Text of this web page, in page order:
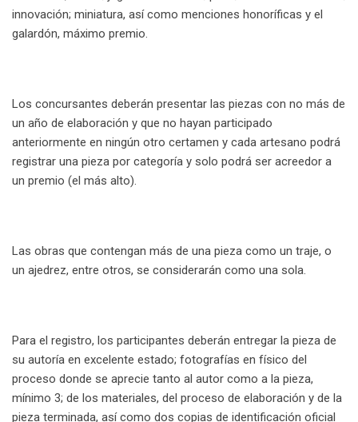
innovación; miniatura, así como menciones honoríficas y el
galardón, máximo premio.
Los concursantes deberán presentar las piezas con no más de
un año de elaboración y que no hayan participado
anteriormente en ningún otro certamen y cada artesano podrá
registrar una pieza por categoría y solo podrá ser acreedor a
un premio (el más alto).
Las obras que contengan más de una pieza como un traje, o
un ajedrez, entre otros, se considerarán como una sola.
Para el registro, los participantes deberán entregar la pieza de
su autoría en excelente estado; fotografías en físico del
proceso donde se aprecie tanto al autor como a la pieza,
mínimo 3; de los materiales, del proceso de elaboración y de la
pieza terminada, así como dos copias de identificación oficial